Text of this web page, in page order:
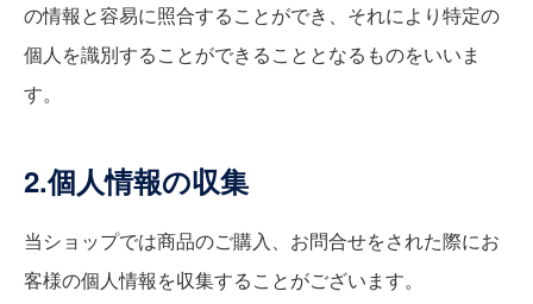
の情報と容易に照合することができ、それにより特定の
個人を識別することができることとなるものをいいま
す。
2.個人情報の収集
当ショップでは商品のご購入、お問合せをされた際にお
客様の個人情報を収集することがございます。